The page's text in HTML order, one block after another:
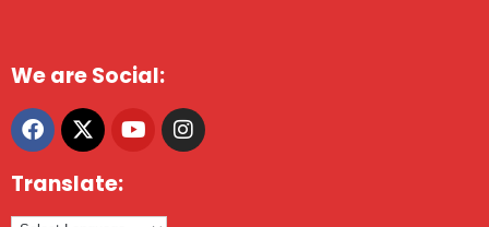
We are Social:
Translate: